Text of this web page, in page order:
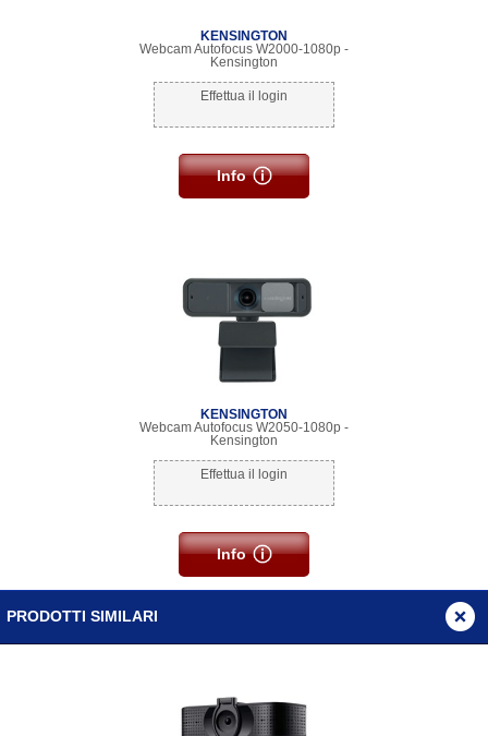
KENSINGTON
Webcam Autofocus W2000-1080p -
Kensington
Effettua il login
Info
KENSINGTON
Webcam Autofocus W2050-1080p -
Kensington
Effettua il login
Info
PRODOTTI SIMILARI